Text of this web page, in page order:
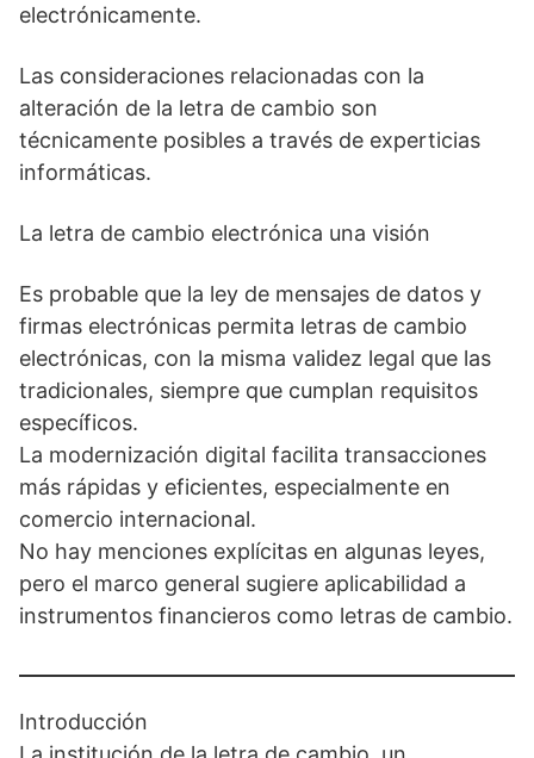
electrónicamente.
Las consideraciones relacionadas con la
alteración de la letra de cambio son
técnicamente posibles a través de experticias
informáticas.
La letra de cambio electrónica una visión
Es probable que la ley de mensajes de datos y
firmas electrónicas permita letras de cambio
electrónicas, con la misma validez legal que las
tradicionales, siempre que cumplan requisitos
específicos.
La modernización digital facilita transacciones
más rápidas y eficientes, especialmente en
comercio internacional.
No hay menciones explícitas en algunas leyes,
pero el marco general sugiere aplicabilidad a
instrumentos financieros como letras de cambio.
Introducción